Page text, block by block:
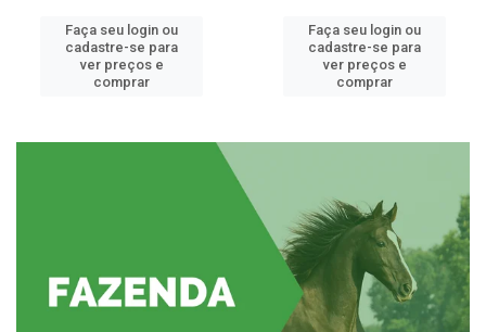
Faça seu login ou
cadastre-se para
ver preços e
comprar
Faça seu login ou
cadastre-se para
ver preços e
comprar